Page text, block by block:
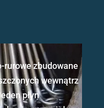
rurowe zbudowane
wewnątrz
płyn